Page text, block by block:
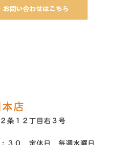
店
条１２丁目右３号
３０ 定休日 毎週水曜日